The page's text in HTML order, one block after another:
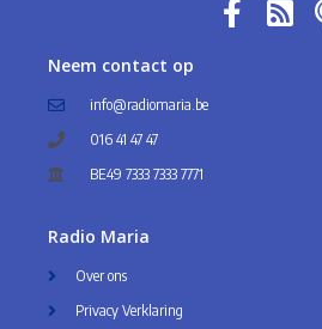
Neem contact op
info@radiomaria.be
016 41 47 47
BE49 7333 7333 7771
Radio Maria
Over ons
Privacy Verklaring